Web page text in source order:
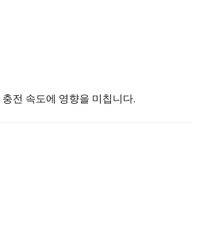
전 속도에 영향을 미칩니다.